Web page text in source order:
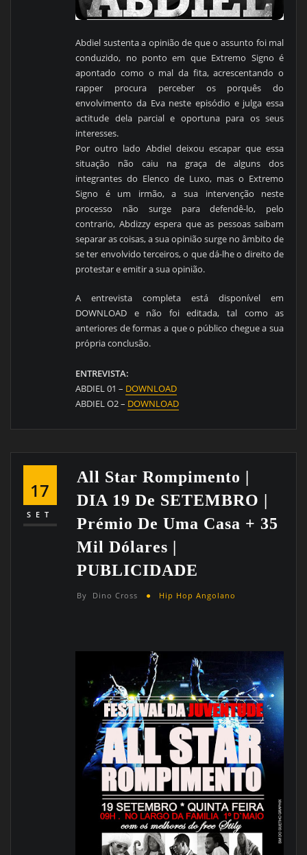
Abdiel sustenta a opinião de que o assunto foi mal
conduzido, no ponto em que Extremo Signo é
apontado como o mal da fita, acrescentando o
rapper procura perceber os porquês do
envolvimento da Eva neste episódio e julga essa
actitude dela parcial e oportuna para os seus
interesses.
Por outro lado Abdiel deixou escapar que essa
situação não caiu na graça de alguns dos
integrantes do Elenco de Luxo, mas o Extremo
Signo é um irmão, a sua intervenção neste
processo não surge para defendê-lo, pelo
contrario, Abdizzy espera que as pessoas saibam
separar as coisas, a sua opinião surge no âmbito de
se ter envolvido terceiros, o que dá-lhe o direito de
protestar e emitir a sua opinião.
A entrevista completa está disponível em
DOWNLOAD e não foi editada, tal como as
anteriores de formas a que o público chegue a sua
própria conclusão.
ENTREVISTA:
ABDIEL 01 – DOWNLOAD
ABDIEL O2 – DOWNLOAD
17
SET
All Star Rompimento |
DIA 19 De SETEMBRO |
Prémio De Uma Casa + 35
Mil Dólares |
PUBLICIDADE
By Dino Cross Hip Hop Angolano